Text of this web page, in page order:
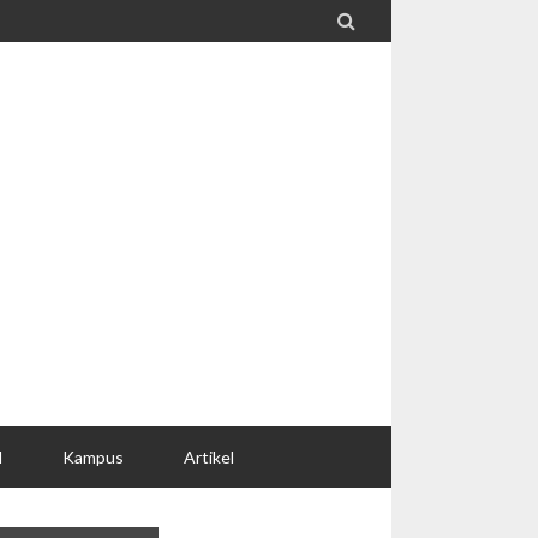

Kampus Artikel